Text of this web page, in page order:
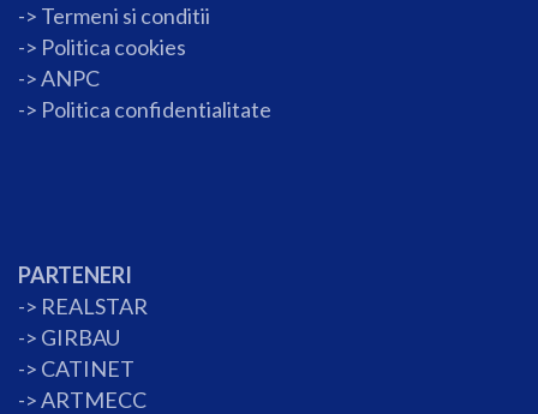
-> Termeni si conditii
-> Politica cookies
-> ANPC
-> Politica confidentialitate
PARTENERI
-> REALSTAR
-> GIRBAU
-> CATINET
->ARTMECC